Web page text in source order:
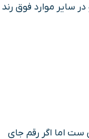
سایر موارد فوق رند
شماره های سیم کارت ها 7 رقمی ست اما اگر رقم جای